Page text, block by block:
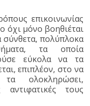
επικοινωνίας
όχι μόνο βοηθιέται
σύνθετα, πολύπλοκα
τα οποία
εύκολα να τα
επιπλέον, στο να
ολοκληρώσει,
τους